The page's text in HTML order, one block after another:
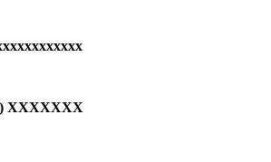
XXXXXXX